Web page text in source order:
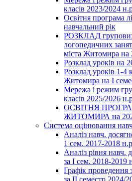
класів 2023/2024
Освітня програма
навчальний рік
РОЗКЛАД групових
логопедичних
міста Житомира на
Розклад уроків на
Розклад уроків 1-4
Житомира на І
Мережа і режим
класів 2025/2026
ОСВІТНЯ
ЖИТОМИРА на
Система оцінювання
Аналіз навч.
1 сем. 2017-2018
Аналіз рівня навч.
за І сем. 2018-2019
Графік проведення
за ІІ семестр 2024/